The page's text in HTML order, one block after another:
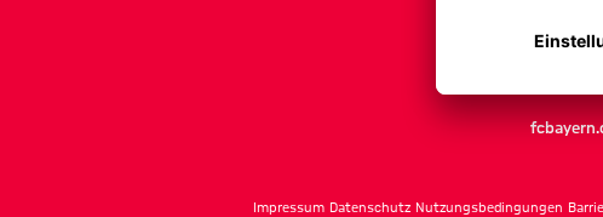
Impressum Datenschutz Nutzungsbedingungen